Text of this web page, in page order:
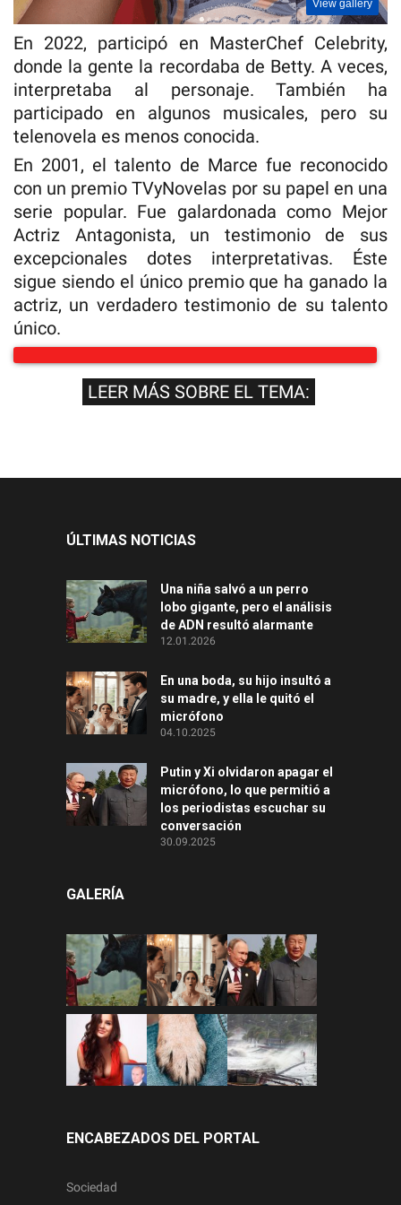
View gallery
En 2022, participó en MasterChef Celebrity,
donde la gente la recordaba de Betty. A veces,
interpretaba al personaje. También ha
participado en algunos musicales, pero su
telenovela es menos conocida.
En 2001, el talento de Marce fue reconocido
con un premio TVyNovelas por su papel en una
serie popular. Fue galardonada como Mejor
Actriz Antagonista, un testimonio de sus
excepcionales dotes interpretativas. Éste
sigue siendo el único premio que ha ganado la
actriz, un verdadero testimonio de su talento
único.
LEER MÁS SOBRE EL TEMA:
ÚLTIMAS NOTICIAS
Una niña salvó a un perro
lobo gigante, pero el análisis
de ADN resultó alarmante
12.01.2026
En una boda, su hijo insultó a
su madre, y ella le quitó el
micrófono
04.10.2025
Putin y Xi olvidaron apagar el
micrófono, lo que permitió a
los periodistas escuchar su
conversación
30.09.2025
GALERÍA
ENCABEZADOS DEL PORTAL
Sociedad